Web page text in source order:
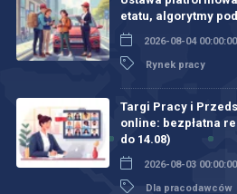
etatu, algorytmy
2026-08-04 00:00:00
Rynek pracy
Targi Pracy i
online: bezpłatna
do 14.08)
2026-08-03 00:00:00
Dla pracodawców